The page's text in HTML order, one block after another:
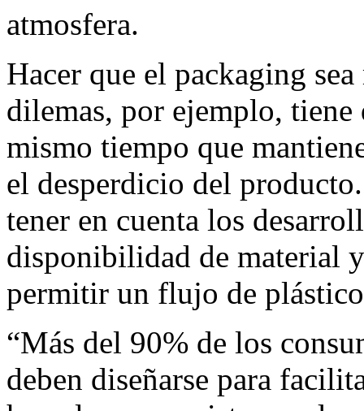
atmosfera.
Hacer que el packaging
dilemas, por ejemplo,
mismo tiempo que
el desperdicio del
tener en cuenta los
disponibilidad de material
permitir un flujo de
“Más del 90% de los
deben diseñarse para